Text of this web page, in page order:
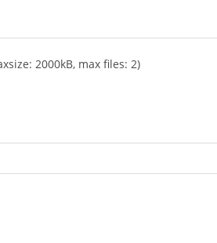
2000kB, max files: 2)